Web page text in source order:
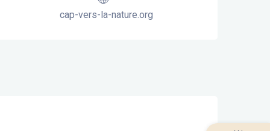
cap-vers-la-nature.org